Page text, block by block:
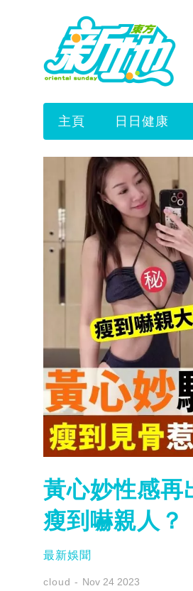
主頁 日日健康
黃心妙性感再
瘦到嚇親人？
最新娛聞
cloud Nov 24 2023